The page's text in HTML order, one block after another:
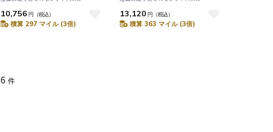
10,756 円 （税込）
積算 297 マイル (3倍)
13,120 円 （税込）
積算 363 マイル (3倍)
6 件